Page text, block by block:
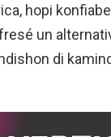
hopi
un
di